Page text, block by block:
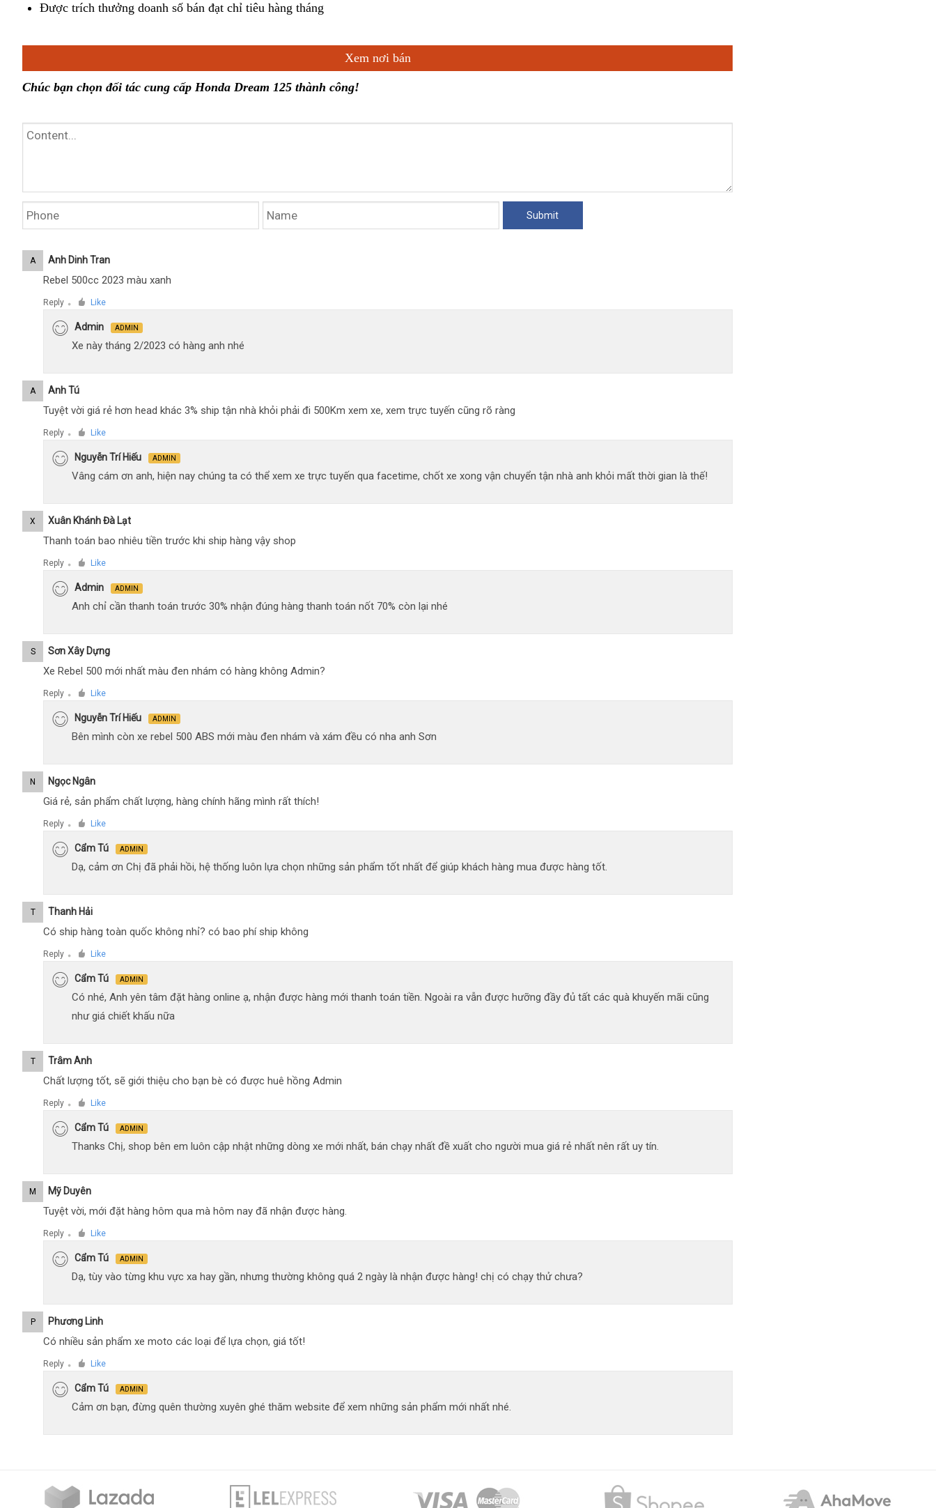
Được trích thưởng doanh số bán đạt chỉ tiêu hàng tháng
Xem nơi bán
Chúc bạn chọn đối tác cung cấp Honda Dream 125 thành công!
A Anh Dinh Tran
Rebel 500cc 2023 màu xanh
Reply ● Like
Admin ADMIN
Xe này tháng 2/2023 có hàng anh nhé
A Anh Tú
Tuyệt vời giá rẻ hơn head khác 3% ship tận nhà khỏi phải đi 500Km xem xe, xem trực tuyến cũng rõ ràng
Reply ● Like
Nguyễn Trí Hiếu ADMIN
Vâng cám ơn anh, hiện nay chúng ta có thể xem xe trực tuyến qua facetime, chốt xe xong vận chuyển tận nhà anh khỏi mất thời gian là thế!
X Xuân Khánh Đà Lạt
Thanh toán bao nhiêu tiền trước khi ship hàng vậy shop
Reply ● Like
Admin ADMIN
Anh chỉ cần thanh toán trước 30% nhận đúng hàng thanh toán nốt 70% còn lại nhé
S Sơn Xây Dựng
Xe Rebel 500 mới nhất màu đen nhám có hàng không Admin?
Reply ● Like
Nguyễn Trí Hiếu ADMIN
Bên mình còn xe rebel 500 ABS mới màu đen nhám và xám đều có nha anh Sơn
N Ngọc Ngân
Giá rẻ, sản phẩm chất lượng, hàng chính hãng mình rất thích!
Reply ● Like
Cẩm Tú ADMIN
Dạ, cảm ơn Chị đã phải hồi, hệ thống luôn lựa chọn những sản phẩm tốt nhất để giúp khách hàng mua được hàng tốt.
T Thanh Hải
Có ship hàng toàn quốc không nhỉ? có bao phí ship không
Reply ● Like
Cẩm Tú ADMIN
Có nhé, Anh yên tâm đặt hàng online ạ, nhận được hàng mới thanh toán tiền. Ngoài ra vẫn được hưỡng đầy đủ tất các quà khuyến mãi cũng
như giá chiết khấu nữa
T Trâm Anh
Chất lượng tốt, sẽ giới thiệu cho bạn bè có được huê hồng Admin
Reply ● Like
Cẩm Tú ADMIN
Thanks Chị, shop bên em luôn cập nhật những dòng xe mới nhất, bán chạy nhất đề xuất cho người mua giá rẻ nhất nên rất uy tín.
M Mỹ Duyên
Tuyệt vời, mới đặt hàng hôm qua mà hôm nay đã nhận được hàng.
Reply ● Like
Cẩm Tú ADMIN
Dạ, tùy vào từng khu vực xa hay gần, nhưng thường không quá 2 ngày là nhận được hàng! chị có chạy thử chưa?
P Phương Linh
Có nhiều sản phẩm xe moto các loại để lựa chọn, giá tốt!
Reply ● Like
Cẩm Tú ADMIN
Cảm ơn bạn, đừng quên thường xuyên ghé thăm website để xem những sản phẩm mới nhất nhé.